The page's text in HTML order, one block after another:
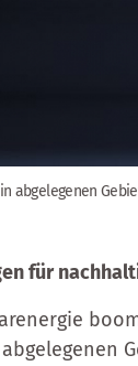
abgelegenen
für